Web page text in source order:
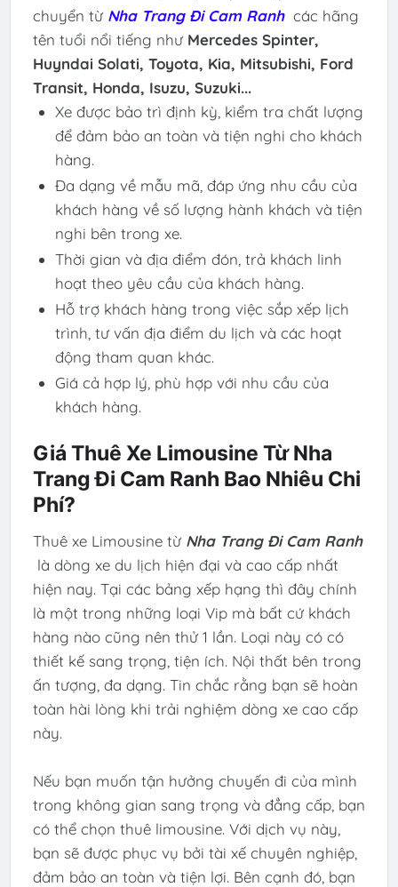
chuyển từ Nha Trang Đi Cam Ranh các hãng
tên tuổi nổi tiếng như Mercedes Spinter,
Huyndai Solati, Toyota, Kia, Mitsubishi, Ford
Transit, Honda, Isuzu, Suzuki...
Xe được bảo trì định kỳ, kiểm tra chất lượng
để đảm bảo an toàn và tiện nghi cho khách
hàng.
Đa dạng về mẫu mã, đáp ứng nhu cầu của
khách hàng về số lượng hành khách và tiện
nghi bên trong xe.
Thời gian và địa điểm đón, trả khách linh
hoạt theo yêu cầu của khách hàng.
Hỗ trợ khách hàng trong việc sắp xếp lịch
trình, tư vấn địa điểm du lịch và các hoạt
động tham quan khác.
Giá cả hợp lý, phù hợp với nhu cầu của
khách hàng.
Giá Thuê Xe Limousine Từ Nha
Trang Đi Cam Ranh Bao Nhiêu Chi
Phí?
Thuê xe Limousine từ Nha Trang Đi Cam Ranh
là dòng xe du lịch hiện đại và cao cấp nhất
hiện nay. Tại các bảng xếp hạng thì đây chính
là một trong những loại Vip mà bất cứ khách
hàng nào cũng nên thử 1 lần. Loại này có có
thiết kế sang trọng, tiện ích. Nội thất bên trong
ấn tượng, đa dạng. Tin chắc rằng bạn sẽ hoàn
toàn hài lòng khi trải nghiệm dòng xe cao cấp
này.
Nếu bạn muốn tận hưởng chuyến đi của mình
trong không gian sang trọng và đẳng cấp, bạn
có thể chọn thuê limousine. Với dịch vụ này,
bạn sẽ được phục vụ bởi tài xế chuyên nghiệp,
đảm bảo an toàn và tiện lợi. Bên cạnh đó, bạn